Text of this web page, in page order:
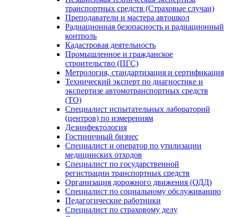
транспортных средств (Страховые случаи)
Преподаватели и мастера автошкол
Радиационная безопасность и радиационный
контроль
Кадастровая деятельность
Промышленное и гражданское
строительство (ПГС)
Метрология, стандартизация и сертификация
Технический эксперт по диагностике и
экспертизе автомотранспортных средств
(ТО)
Специалист испытательных лабораторий
(центров) по измерениям
Дезинфектология
Гостиничный бизнес
Специалист и оператор по утилизации
медицинских отходов
Специалист по государственной
регистрации транспортных средств
Организация дорожного движения (ОДД)
Специалист по социальному обслуживанию
Педагогические работники
Специалист по страховому делу